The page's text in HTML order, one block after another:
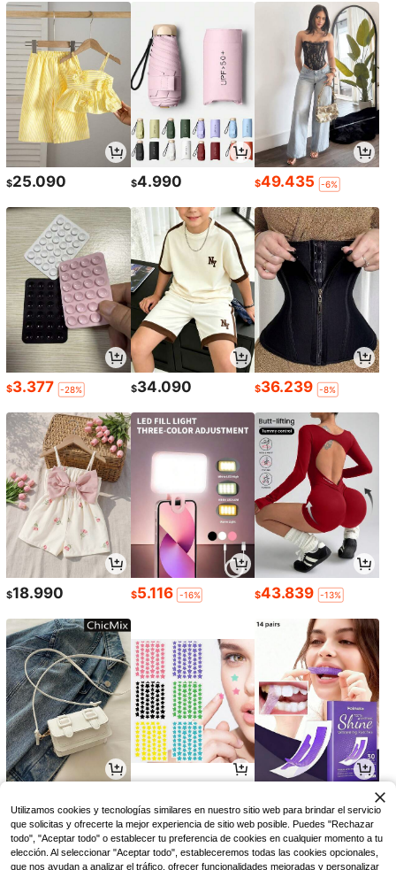
$25.090 $4.990 $49.435 -6%
$3.377 -28% $34.090 $36.239 -8%
$18.990 $5.116 -16% $43.839 -13%
Utilizamos cookies y tecnologías similares en nuestro sitio web para brindar el servicio
que solicitas y ofrecerte la mejor experiencia de sitio web posible. Puedes "Rechazar
todo", "Aceptar todo" o establecer tu preferencia de cookies en cualquier momento a tu
elección. Al seleccionar "Aceptar todo", estableceremos todas las cookies opcionales,
que nos ayudan a analizar el tráfico, ofrecer funcionalidades mejoradas y personalizar